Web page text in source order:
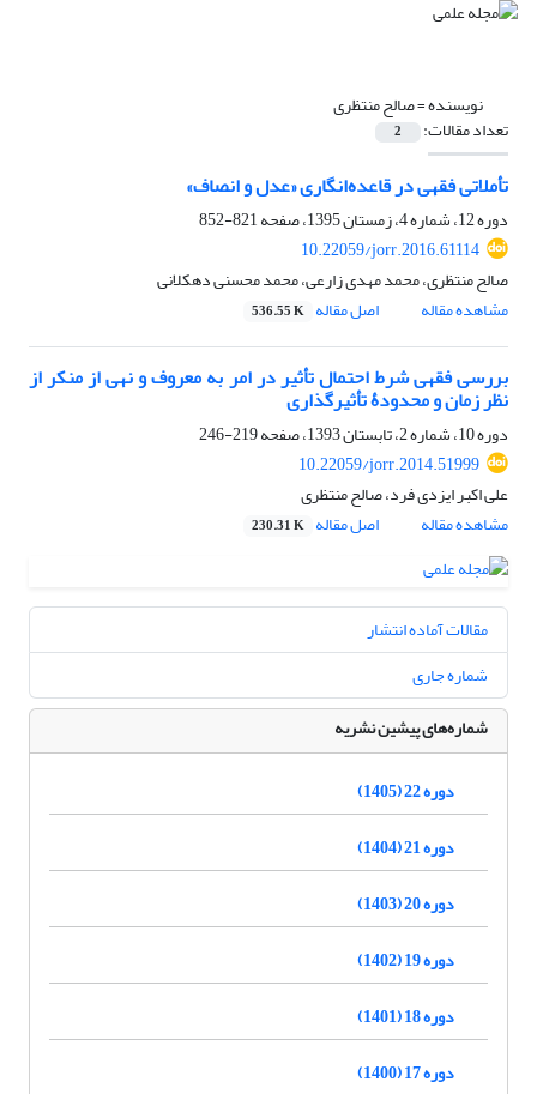
نویسنده =صالح منتظری
تعداد مقالات: 2
تأملاتی فقهی در قاعده‌انگاری «عدل و انصاف»
دوره 12، شماره 4، زمستان 1395، صفحه
821-852
10.22059/jorr.2016.61114
صالح منتظری، محمد مهدی زارعی، محمد محسنی دهکلانی
مشاهده مقاله
اصل مقاله 536.55 K
بررسی فقهی شرط احتمال تأثیر در امر به معروف و نهی از منکر از
نظر زمان و محدودۀ تأثیرگذاری
دوره 10، شماره 2، تابستان 1393، صفحه
219-246
10.22059/jorr.2014.51999
علی اکبر ایزدی فرد، صالح منتظری
مشاهده مقاله
اصل مقاله 230.31 K
مقالات آماده انتشار
شماره جاری
شماره‌های پیشین نشریه
دوره 22 (1405)
دوره 21 (1404)
دوره 20 (1403)
دوره 19 (1402)
دوره 18 (1401)
دوره 17 (1400)